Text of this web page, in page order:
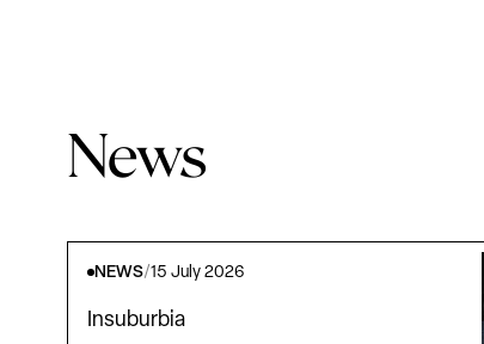
News
NEWS/15 July 2026
Insuburbia